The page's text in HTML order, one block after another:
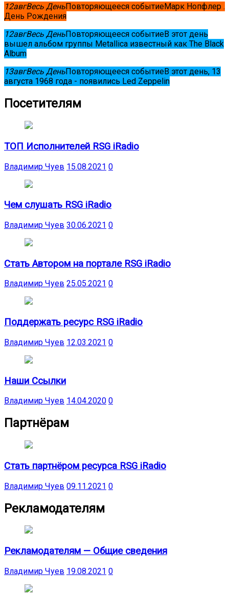
12авгВесь ДеньПовторяющееся событиеМарк Нопфлер .
День Рождения
12авгВесь ДеньПовторяющееся событиеВ этот день
вышел альбом группы Metallica известный как The Black
Album
13авгВесь ДеньПовторяющееся событиеВ этот день, 13
августа 1968 года - появились Led Zeppelin
Посетителям
ТОП Исполнителей RSG iRadio
Владимир Чуев 15.08.2021 0
Чем слушать RSG iRadio
Владимир Чуев 30.06.2021 0
Стать Автором на портале RSG iRadio
Владимир Чуев 25.05.2021 0
Поддержать ресурс RSG iRadio
Владимир Чуев 12.03.2021 0
Наши Ссылки
Владимир Чуев 14.04.2020 0
Партнёрам
Стать партнёром ресурса RSG iRadio
Владимир Чуев 09.11.2021 0
Рекламодателям
Рекламодателям — Общие сведения
Владимир Чуев 19.08.2021 0